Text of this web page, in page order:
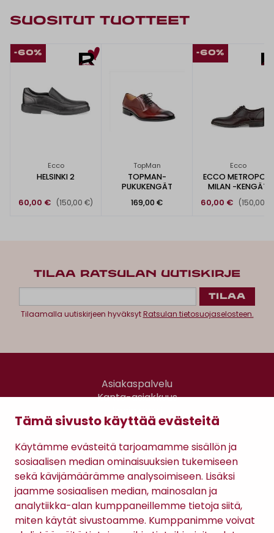
Tämä sivusto käyttää evästeitä
Käytämme evästeitä tarjoamamme sisällön ja
sosiaalisen median ominaisuuksien tukemiseen
sekä kävijämäärämme analysoimiseen. Lisäksi
jaamme sosiaalisen median, mainosalan ja
analytiikka-alan kumppaneillemme tietoja siitä,
miten käytät sivustoamme. Kumppanimme voivat
SUOSITUT TUOTTEET
-60%
Ecco
HELSINKI 2
60,00 € (150,00 €)
TopMan
TOPMAN-
PUKUKENGÄT
169,00 €
-60%
Ecco
ECCO METROPOLE
MILAN -KENGÄT
60,00 €
(150,00
TILAA RATSULAN UUTISKIRJE
Tilaamalla uutiskirjeen hyväksytRatsulan tietosuojaselosteen.
Asiakaspalvelu
Kanta-asiakkuus
Gomee Ratsula Café
Sopimusehdot
Tietosuojaseloste
Maksutavat